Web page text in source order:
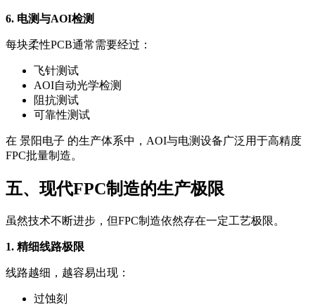
6. 电测与AOI检测
每块柔性PCB通常需要经过：
飞针测试
AOI自动光学检测
阻抗测试
可靠性测试
在 景阳电子 的生产体系中，AOI与电测设备广泛用于高精度
FPC批量制造。
五、现代FPC制造的生产极限
虽然技术不断进步，但FPC制造依然存在一定工艺极限。
1. 精细线路极限
线路越细，越容易出现：
过蚀刻